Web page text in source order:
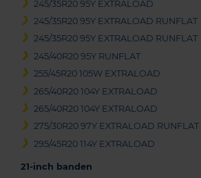
245/35R20 95Y EXTRALOAD
245/35R20 95Y EXTRALOAD RUNFLAT
245/35R20 95Y EXTRALOAD RUNFLAT
245/40R20 95Y RUNFLAT
255/45R20 105W EXTRALOAD
265/40R20 104Y EXTRALOAD
265/40R20 104Y EXTRALOAD
275/30R20 97Y EXTRALOAD RUNFLAT
295/45R20 114Y EXTRALOAD
21-inch banden